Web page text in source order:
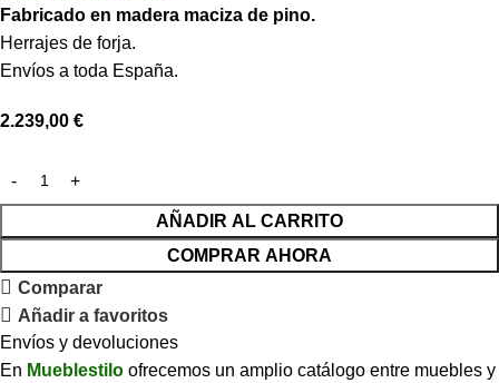
Fabricado en madera maciza de pino.
Herrajes de forja.
Envíos a toda España.
2.239,00 €
AÑADIR AL CARRITO
COMPRAR AHORA
Comparar
Añadir a favoritos
Envíos y devoluciones
En Mueblestilo ofrecemos un amplio catálogo entre muebles y